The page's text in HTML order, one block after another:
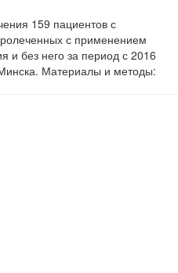
159 пациентов с
с применением
и без него за период с 2016
Материалы и методы: